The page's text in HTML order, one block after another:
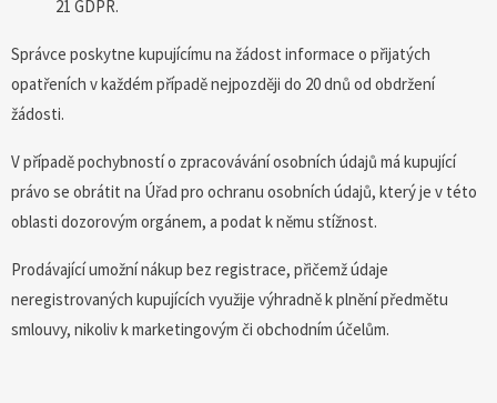
21 GDPR.
Správce poskytne kupujícímu na žádost informace o přijatých
opatřeních v každém případě nejpozději do 20 dnů od obdržení
žádosti.
V případě pochybností o zpracovávání osobních údajů má kupující
právo se obrátit na Úřad pro ochranu osobních údajů, který je v této
oblasti dozorovým orgánem, a podat k němu stížnost.
Prodávající umožní nákup bez registrace, přičemž údaje
neregistrovaných kupujících využije výhradně k plnění předmětu
smlouvy, nikoliv k marketingovým či obchodním účelům.